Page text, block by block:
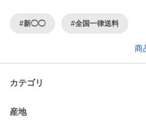
#新◯◯ #全国一律送料
商
カテゴリ
産地